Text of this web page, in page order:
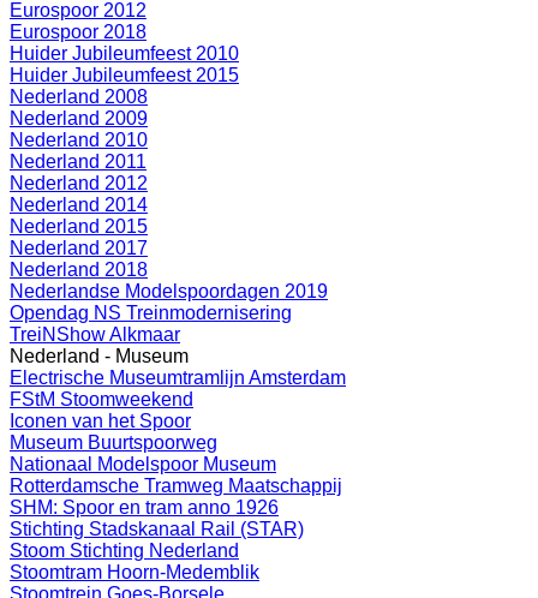
Eurospoor 2012
Eurospoor 2018
Huider Jubileumfeest 2010
Huider Jubileumfeest 2015
Nederland 2008
Nederland 2009
Nederland 2010
Nederland 2011
Nederland 2012
Nederland 2014
Nederland 2015
Nederland 2017
Nederland 2018
Nederlandse Modelspoordagen 2019
Opendag NS Treinmodernisering
TreiNShow Alkmaar
Nederland - Museum
Electrische Museumtramlijn Amsterdam
FStM Stoomweekend
Iconen van het Spoor
Museum Buurtspoorweg
Nationaal Modelspoor Museum
Rotterdamsche Tramweg Maatschappij
SHM: Spoor en tram anno 1926
Stichting Stadskanaal Rail (STAR)
Stoom Stichting Nederland
Stoomtram Hoorn-Medemblik
Stoomtrein Goes-Borsele